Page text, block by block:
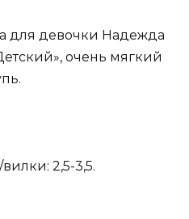
для девочки Надежда
очень мягкий
2,5-3,5.